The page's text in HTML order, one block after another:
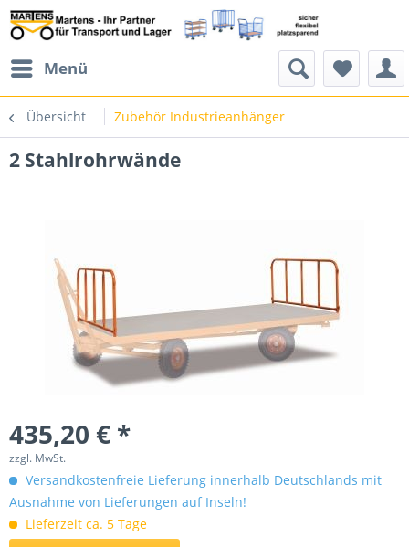
Menü
Übersicht Zubehör Industrieanhänger
2 Stahlrohrwände
435,20 € *
zzgl. MwSt.
Versandkostenfreie Lieferung innerhalb Deutschlands mit
Ausnahme von Lieferungen auf Inseln!
Lieferzeit ca. 5 Tage